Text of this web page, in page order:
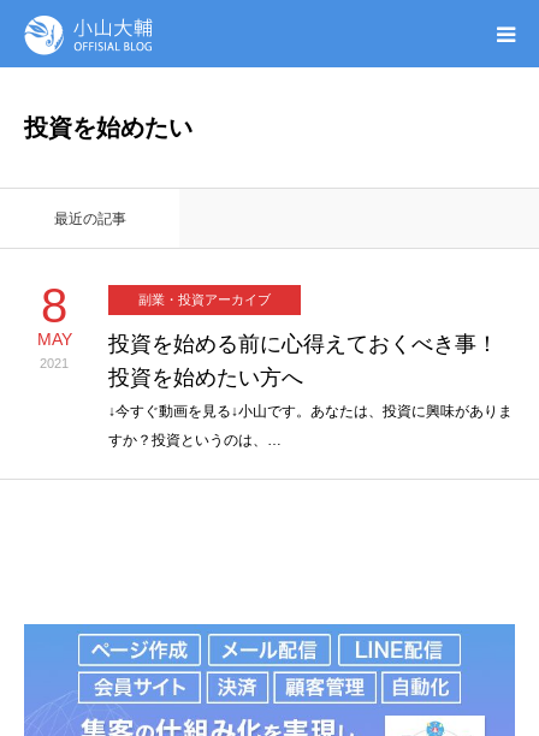
投資を始めたい
最近の記事
8
MAY
2021
副業・投資アーカイブ
投資を始める前に心得えておくべき事！
投資を始めたい方へ
↓今すぐ動画を見る↓小山です。あなたは、投資に興味がありま
すか？投資というのは、…
無料ガイドブック
オンシク本
プロフィール